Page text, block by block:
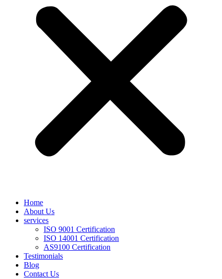
Home
About Us
services
ISO 9001 Certification
ISO 14001 Certification
AS9100 Certification
Testimonials
Blog
Contact Us